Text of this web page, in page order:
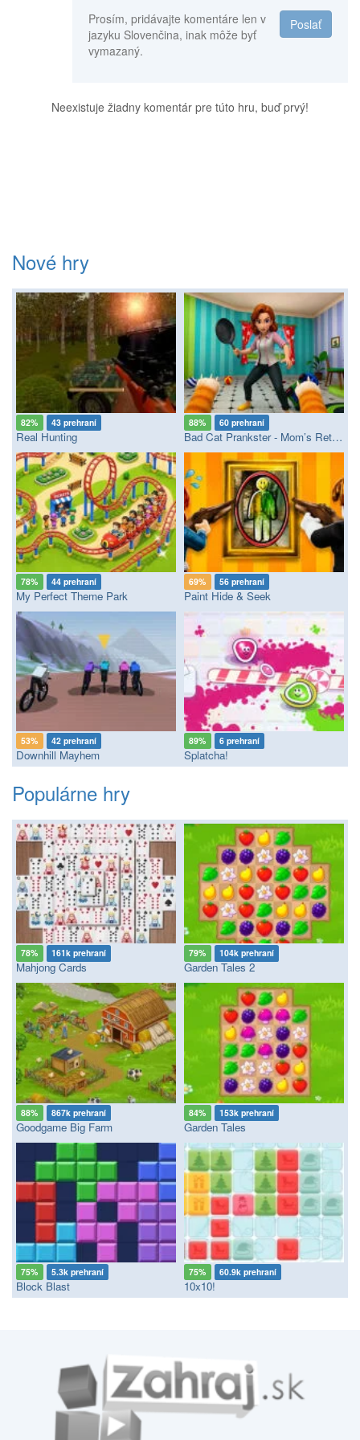
Poslať
Prosím, pridávajte komentáre len v
jazyku Slovenčina, inak môže byť
vymazaný.
Neexistuje žiadny komentár pre túto hru, buď prvý!
Nové hry
82% 43 prehraní
Real Hunting
88% 60 prehraní
Bad Cat Prankster - Mom’s Return
78% 44 prehraní
My Perfect Theme Park
69% 56 prehraní
Paint Hide & Seek
53% 42 prehraní
Downhill Mayhem
89% 6 prehraní
Splatcha!
Populárne hry
78% 161k prehraní
Mahjong Cards
79% 104k prehraní
Garden Tales 2
88% 867k prehraní
Goodgame Big Farm
84% 153k prehraní
Garden Tales
75% 5.3k prehraní
Block Blast
75% 60.9k prehraní
10x10!